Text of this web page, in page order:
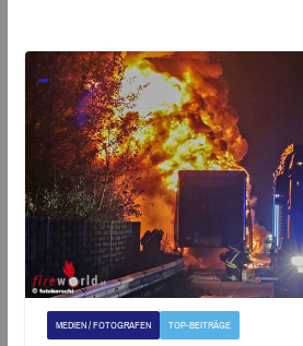
MEDIEN / FOTOGRAFEN TOP-BEITRÄGE